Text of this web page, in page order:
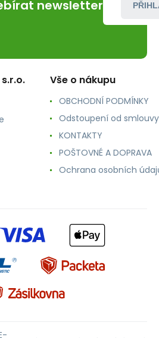
newsletter
s.r.o. Vše o nákupu
OBCHODNÍ PODMÍNKY
Odstoupení od smlouvy
KONTAKTY
POŠTOVNÉ A DOPRAVA
Ochrana osobních